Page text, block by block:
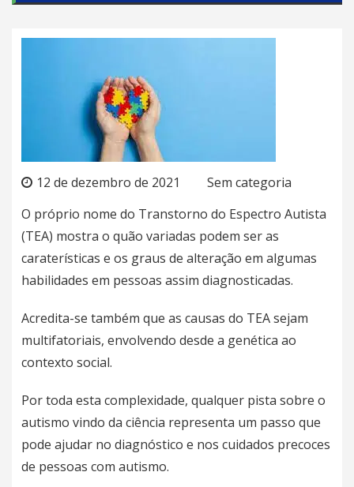
12 de dezembro de 2021
Sem categoria
O próprio nome do Transtorno do Espectro Autista
(TEA) mostra o quão variadas podem ser as
caraterísticas e os graus de alteração em algumas
habilidades em pessoas assim diagnosticadas.
Acredita-se também que as causas do TEA sejam
multifatoriais, envolvendo desde a genética ao
contexto social.
Por toda esta complexidade, qualquer pista sobre o
autismo vindo da ciência representa um passo que
pode ajudar no diagnóstico e nos cuidados precoces
de pessoas com autismo.